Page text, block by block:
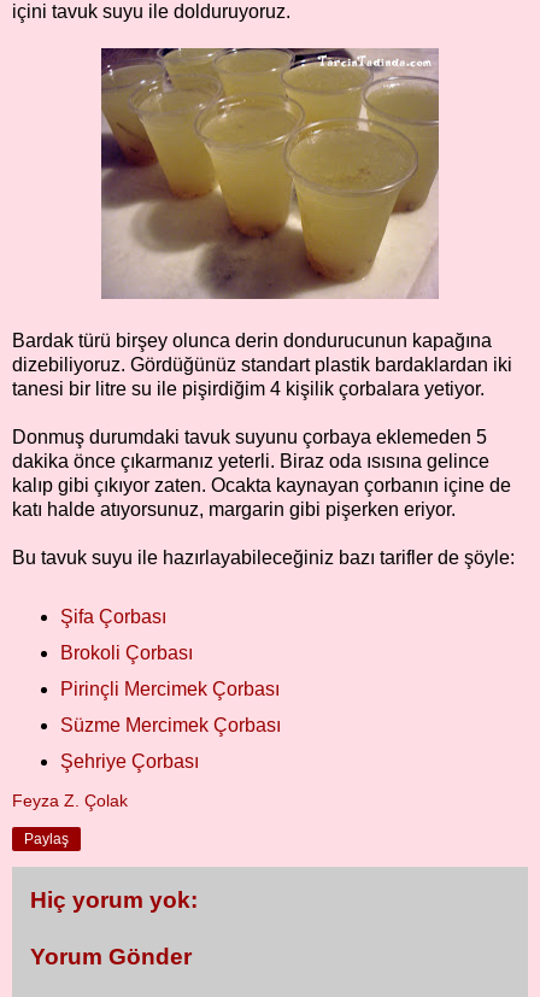
içini tavuk suyu ile dolduruyoruz.
Bardak türü birşey olunca derin dondurucunun kapağına
dizebiliyoruz. Gördüğünüz standart plastik bardaklardan iki
tanesi bir litre su ile pişirdiğim 4 kişilik çorbalara yetiyor.
Donmuş durumdaki tavuk suyunu çorbaya eklemeden 5
dakika önce çıkarmanız yeterli. Biraz oda ısısına gelince
kalıp gibi çıkıyor zaten. Ocakta kaynayan çorbanın içine de
katı halde atıyorsunuz, margarin gibi pişerken eriyor.
Bu tavuk suyu ile hazırlayabileceğiniz bazı tarifler de şöyle:
Şifa Çorbası
Brokoli Çorbası
Pirinçli Mercimek Çorbası
Süzme Mercimek Çorbası
Şehriye Çorbası
Feyza Z. Çolak
Paylaş
Hiç yorum yok:
Yorum Gönder